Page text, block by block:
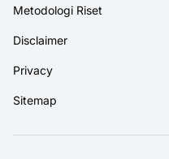
Metodologi Riset
Disclaimer
Privacy
Sitemap